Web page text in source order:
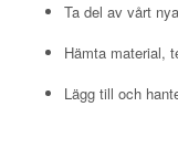
Ta del av vårt
Hämta material,
Lägg till och